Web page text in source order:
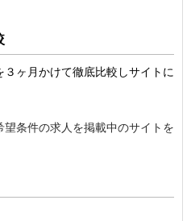
３ヶ月かけて徹底比較しサイトに
望条件の求人を掲載中のサイトを